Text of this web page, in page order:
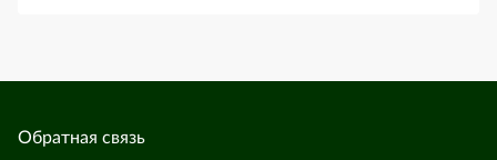
Обратная связь